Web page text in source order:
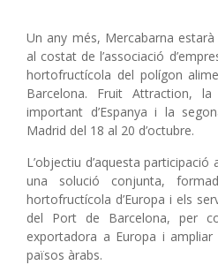
Un any més, Mercabarna
al costat de l’associació
hortofructícola del polígon
Barcelona. Fruit Attraction,
important d’Espanya i la
Madrid del 18 al 20 d’octubre.
L’objectiu d’aquesta
una solució conjunta,
hortofructícola d’Europa i els
del Port de Barcelona, per
exportadora a Europa i
països àrabs.